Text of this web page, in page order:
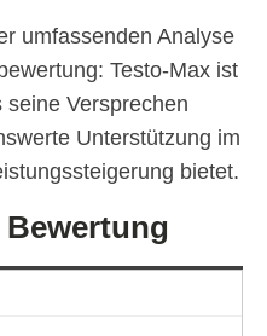
umfassenden Analyse
Testo-Max ist
Versprechen
Unterstützung im
bietet.
Bewertung